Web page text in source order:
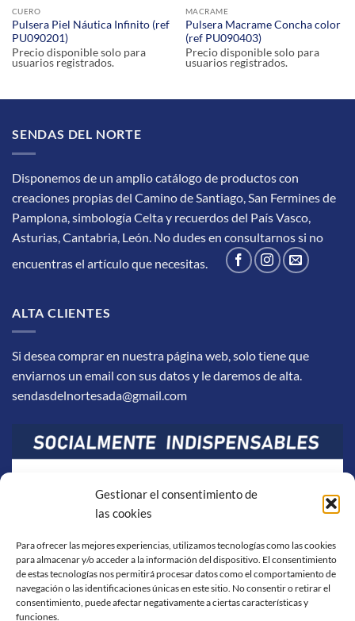
Gestionar el consentimiento de
las cookies
Para ofrecer las mejores experiencias, utilizamos tecnologías como las cookies
para almacenar y/o acceder a la información del dispositivo. El consentimiento
de estas tecnologías nos permitirá procesar datos como el comportamiento de
navegación o las identificaciones únicas en este sitio. No consentir o retirar el
consentimiento, puede afectar negativamente a ciertas características y
funciones.
CUERO
Pulsera Piel Náutica Infinito (ref
PU090201)
Precio disponible solo para
usuarios registrados.
MACRAME
Pulsera Macrame Concha color
(ref PU090403)
Precio disponible solo para
usuarios registrados.
SENDAS DEL NORTE
Disponemos de un amplio catálogo de productos con
creaciones propias del Camino de Santiago, San Fermines de
Pamplona, simbología Celta y recuerdos del País Vasco,
Asturias, Cantabria, León. No dudes en consultarnos si no
encuentras el artículo que necesitas.
ALTA CLIENTES
Si desea comprar en nuestra página web, solo tiene que
enviarnos un email con sus datos y le daremos de alta.
sendasdelnortesada@gmail.com